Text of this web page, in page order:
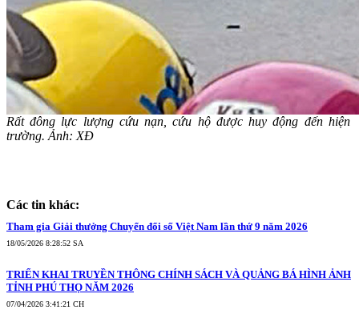
Rất đông lực lượng cứu nạn, cứu hộ được huy động đến hiện
trường. Ảnh: XĐ
Các tin khác:
Tham gia Giải thưởng Chuyển đổi số Việt Nam lần thứ 9 năm 2026
18/05/2026 8:28:52 SA
TRIỂN KHAI TRUYỀN THÔNG CHÍNH SÁCH VÀ QUẢNG BÁ HÌNH ẢNH
TỈNH PHÚ THỌ NĂM 2026
07/04/2026 3:41:21 CH